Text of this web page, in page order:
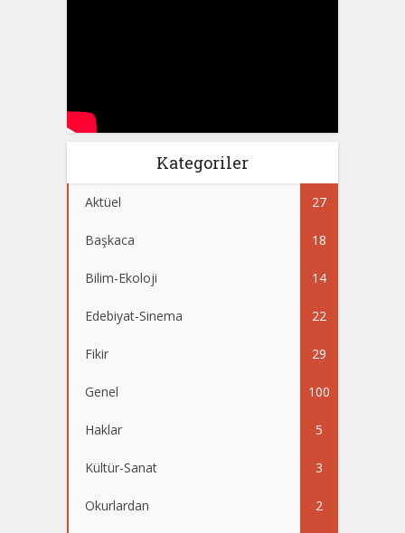
Kategoriler
Aktüel 27
Başkaca 18
Bilim-Ekoloji 14
Edebiyat-Sinema 22
Fikir 29
Genel 100
Haklar 5
Kültür-Sanat 3
Okurlardan 2